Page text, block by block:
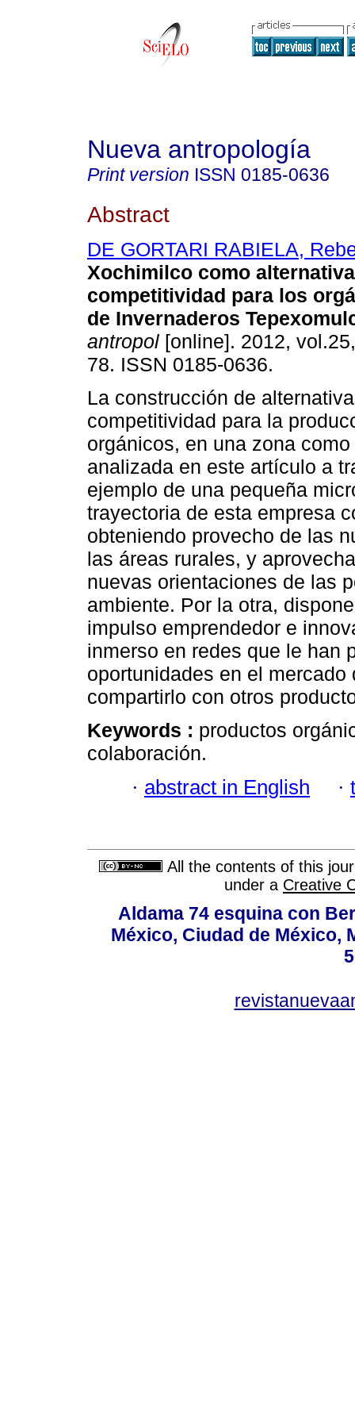
Nueva antropología
Print version ISSN 0185-0636
Abstract
DE GORTARI RABIELA,
Xochimilco como
competitividad para los
de Invernaderos
antropol [online]. 2012,
78. ISSN 0185-0636.
La construcción de
competitividad para la
orgánicos, en una zona
analizada en este artículo a
ejemplo de una pequeña
trayectoria de esta empresa
obteniendo provecho de las
las áreas rurales, y
nuevas orientaciones de las
ambiente. Por la otra,
impulso emprendedor e
inmerso en redes que le han
oportunidades en el
compartirlo con otros
Keywords : productos
colaboración.
· abstract in English ·
All the contents of this
under a Creative
Aldama 74 esquina con
México, Ciudad de México,